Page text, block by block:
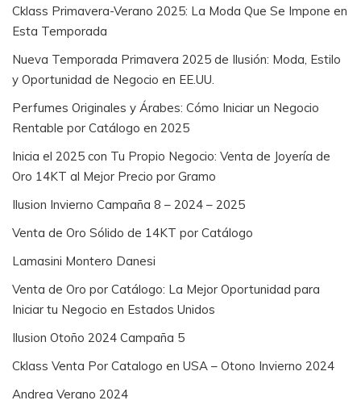
Cklass Primavera-Verano 2025: La Moda Que Se Impone en
Esta Temporada
Nueva Temporada Primavera 2025 de Ilusión: Moda, Estilo
y Oportunidad de Negocio en EE.UU.
Perfumes Originales y Árabes: Cómo Iniciar un Negocio
Rentable por Catálogo en 2025
Inicia el 2025 con Tu Propio Negocio: Venta de Joyería de
Oro 14KT al Mejor Precio por Gramo
Ilusion Invierno Campaña 8 – 2024 – 2025
Venta de Oro Sólido de 14KT por Catálogo
Lamasini Montero Danesi
Venta de Oro por Catálogo: La Mejor Oportunidad para
Iniciar tu Negocio en Estados Unidos
Ilusion Otoño 2024 Campaña 5
Cklass Venta Por Catalogo en USA – Otono Invierno 2024
Andrea Verano 2024